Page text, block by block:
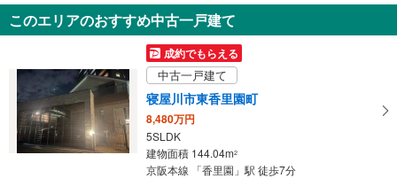
6,390万円
4LDK
98.95m2（実測）
大阪府大阪市淀川区野中南1丁目
このエリアのおすすめ中古一戸建て
成約でもらえる
中古一戸建て
寝屋川市東香里園町
8,480万円
5SLDK
建物面積 144.04m2
京阪本線 「香里園」駅 徒歩7分